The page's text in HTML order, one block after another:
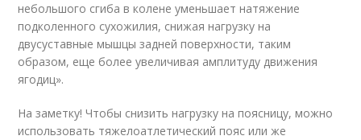
небольшого сгиба в колене уменьшает натяжение
подколенного сухожилия, снижая нагрузку на
двусуставные мышцы задней поверхности, таким
образом, еще более увеличивая амплитуду движения
ягодиц».
На заметку! Чтобы снизить нагрузку на поясницу, можно
использовать тяжелоатлетический пояс или же